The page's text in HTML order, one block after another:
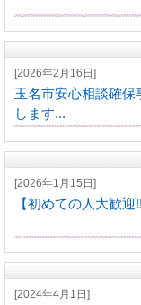
[2026年2月16日]
玉名市安心相談確
します...
[2026年1月15日]
【初めての人大歓
[2024年4月1日]